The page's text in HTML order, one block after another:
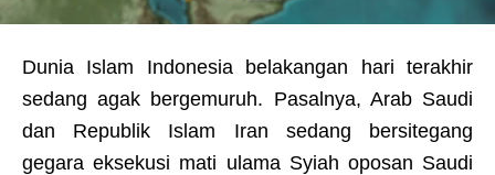
Dunia Islam Indonesia belakangan hari terakhir
sedang agak bergemuruh. Pasalnya, Arab Saudi
dan Republik Islam Iran sedang bersitegang
gegara eksekusi mati ulama Syiah oposan Saudi